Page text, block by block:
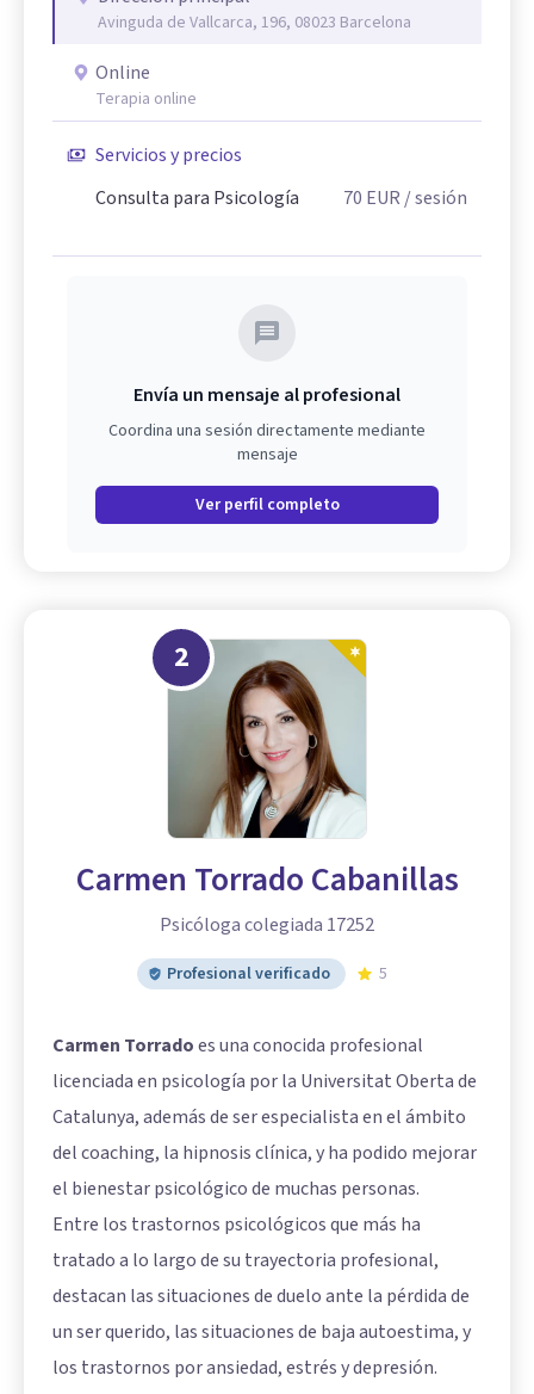
Avinguda de Vallcarca, 196, 08023 Barcelona
Online
Terapia online
Servicios y precios
Consulta para Psicología
70 EUR / sesión
Envía un mensaje al profesional
Coordina una sesión directamente mediante
mensaje
Ver perfil completo
2
Carmen Torrado Cabanillas
Psicóloga colegiada 17252
Profesional verificado 5
Carmen Torradoes una conocida profesional
licenciada en psicología por la Universitat Oberta de
Catalunya, además de ser especialista en el ámbito
del coaching, la hipnosis clínica, y ha podido mejorar
el bienestar psicológico de muchas personas.
Entre los trastornos psicológicos que más ha
tratado a lo largo de su trayectoria profesional,
destacan las situaciones de duelo ante la pérdida de
un ser querido, las situaciones de baja autoestima, y
los trastornos por ansiedad, estrés y depresión.